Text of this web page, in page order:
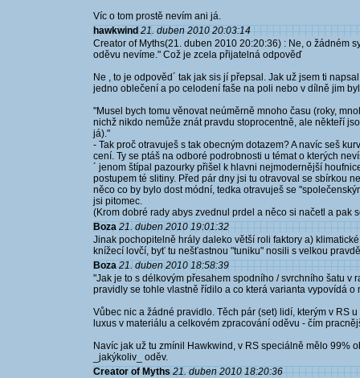
Víc o tom prostě nevím ani já.
hawkwind 21. duben 2010 20:03:14
Creator of Myths(21. duben 2010 20:20:36) : Ne, o žádném
oděvu nevíme." Což je zcela přijatelná odpověď
Ne , to je odpověd´ tak jak sis jí přepsal. Jak už jsem ti
jedno oblečení a po celodení faše na poli nebo v dílně jim
"Musel bych tomu věnovat neúměrně mnoho času (roky,
nichž nikdo nemůže znát pravdu stoprocentně, ale někteří
já)."
- Tak proč otravuješ s tak obecným dotazem? A navíc seš
cení. Ty se ptáš na odboré podrobnosti u témat o kterých
´ jenom štípal pazourky přišel k hlavni nejmodernější
postupem té slitiny. Před pár dny jsi tu otravoval se sbírkou
něco co by bylo dost módní, tedka otravuješ se
jsi pitomec.
(Krom dobré rady abys zvednul prdel a něco si načetl a pak
Boza 21. duben 2010 19:01:32
Jinak pochopitelně hrály daleko větší roli faktory a)
knížecí lovčí, byť tu nešťastnou "tuniku" nosili s velkou
Boza 21. duben 2010 18:58:39
"Jak je to s délkovým přesahem spodního / svrchního šatu v
pravidly se tohle vlastně řídilo a co která varianta vypovídá o
Vůbec nic a žádné pravidlo. Těch pár (set) lidí, kterým v RS
luxus v materiálu a celkovém zpracování oděvu - čím
Navíc jak už tu zmínil Hawkwind, v RS speciálně mělo 99%
_jakýkoliv_ oděv.
Creator of Myths 21. duben 2010 18:20:36